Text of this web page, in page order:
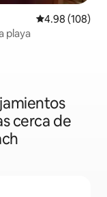
Calificación
4.98 (108)
playa
cerca de